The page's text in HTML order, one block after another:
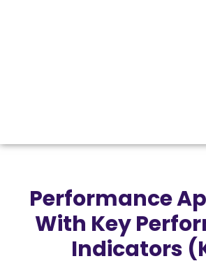
Performance
With Key
Indicators